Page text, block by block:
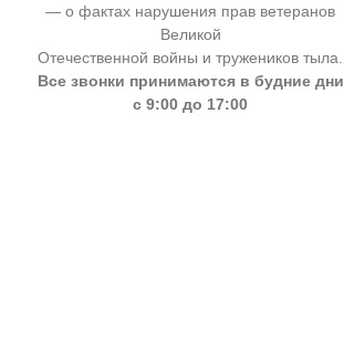
— о фактах нарушения прав ветеранов
Великой
Отечественной войны и тружеников тыла.
Все звонки принимаются в будние дни
с 9:00 до 17:00